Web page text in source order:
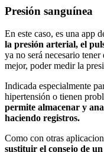
Presión sanguínea
En este caso, es una app
la presión arterial, el
ya no será necesario
mejor, poder medir la
Indicada especialmente
hipertensión o tienen
permite almacenar y
haciendo registros.
Como con otras
sustituir el consejo de